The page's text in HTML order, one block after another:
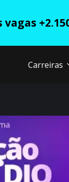
Carreiras